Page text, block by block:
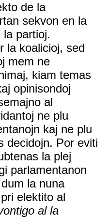
de la
sekvon en la
la partioj.
la koalicioj, sed
mem ne
kiam temas
opinisondoj
al
ne plu
kaj ne plu
decidojn. Por eviti
la plej
parlamentanon
la nuna
elektito al
al la